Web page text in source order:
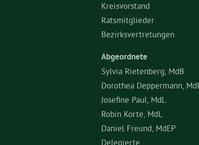
Kreisvorstand
Ratsmitglieder
Bezirksvertretungen
Abgeordnete
Sylvia Rietenberg, MdB
Dorothea Deppermann, MdL
Josefine Paul, MdL
Robin Korte, MdL
Daniel Freund, MdEP
Delegierte